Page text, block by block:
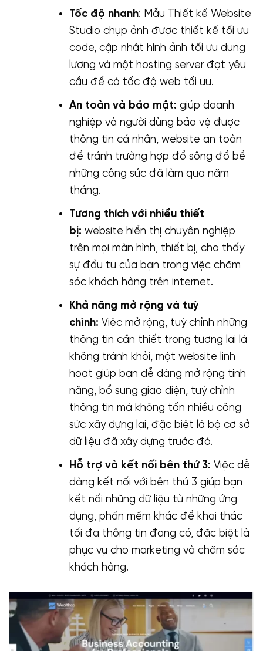
Tốc độ nhanh: Mẫu Thiết kế Website
Studio chụp ảnh được thiết kế tối ưu
code, cập nhật hình ảnh tối ưu dung
lượng và một hosting server đạt yêu
cầu để có tốc độ web tối ưu.
An toàn và bảo mật: giúp doanh
nghiệp và người dùng bảo vệ được
thông tin cá nhân, website an toàn
để tránh trường hợp đổ sông đổ bể
những công sức đã làm qua năm
tháng.
Tương thích với nhiều thiết
bị: website hiển thị chuyên nghiệp
trên mọi màn hình, thiết bị, cho thấy
sự đầu tư của bạn trong việc chăm
sóc khách hàng trên internet.
Khả năng mở rộng và tuỳ
chỉnh: Việc mở rộng, tuỳ chỉnh những
thông tin cần thiết trong tương lai là
không tránh khỏi, một website linh
hoạt giúp bạn dễ dàng mở rộng tính
năng, bổ sung giao diện, tuỳ chỉnh
thông tin mà không tốn nhiều công
sức xây dựng lại, đặc biệt là bộ cơ sở
dữ liệu đã xây dựng trước đó.
Hỗ trợ và kết nối bên thứ 3: Việc dễ
dàng kết nối với bên thứ 3 giúp bạn
kết nối những dữ liệu từ những ứng
dụng, phần mềm khác để khai thác
tối đa thông tin đang có, đặc biệt là
phục vụ cho marketing và chăm sóc
khách hàng.